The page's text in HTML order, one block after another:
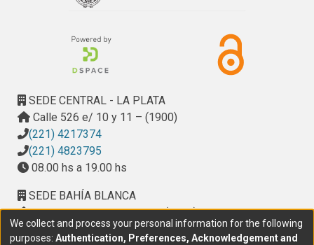
SEDE CENTRAL - LA PLATA
Calle 526 e/ 10 y 11 – (1900)
(221) 4217374
(221) 4823795
08.00 hs a 19.00 hs
SEDE BAHÍA BLANCA
Calle Ciudad de Cali 320 – (8000). Universidad
Provincial del Sudoeste (UPSO)
We collect and process your personal information for the following
purposes: Authentication, Preferences, Acknowledgement and